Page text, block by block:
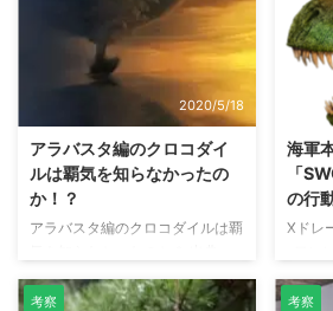
を飛んでいる鬼ヶ島の下は海で
す。能力者であるルフィが海に落
ちたら助かりません。 本記事で
は、鬼ヶ島から落下したルフィを
助けたのは誰なのかについて考察
ら落下したルフィを助けたのは海
王類である！ 第1004話で、モモ
の助が急に頭を抱え"何かの声"を
聞いたシーンが描かれています。
効果音が。この「キィ ...
「白
刺され
てい
は、
も平
てい
魔の実
つく
覇気が
である
力者の
2020/5/18
アラバスタ編のクロコダイ
ルは覇気を知らなかったの
か！？
アラバスタ編のクロコダイルは覇
ワンピース アラバスタ編でルフ
ィと戦うクロコダイル。当時ルフ
海軍
「
の行
Xドレ
代の一
がな
考察 考察